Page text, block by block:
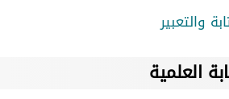
والتعبير
العلمية